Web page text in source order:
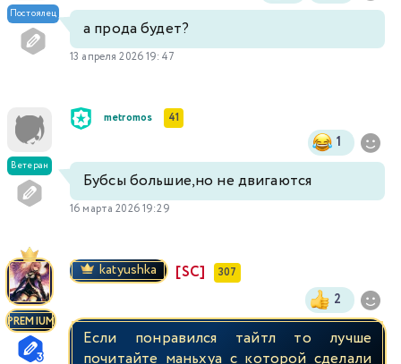
Постоялец
а прода будет?
13 апреля 2026 19:47
Ветеран
metromos 41
1
Бубсы большие,но не двигаются
16 марта 2026 19:29
PREMIUM
katyushka [SC] 307
2
Если понравился тайтл то лучше
почитайте маньхуа с которой сделали